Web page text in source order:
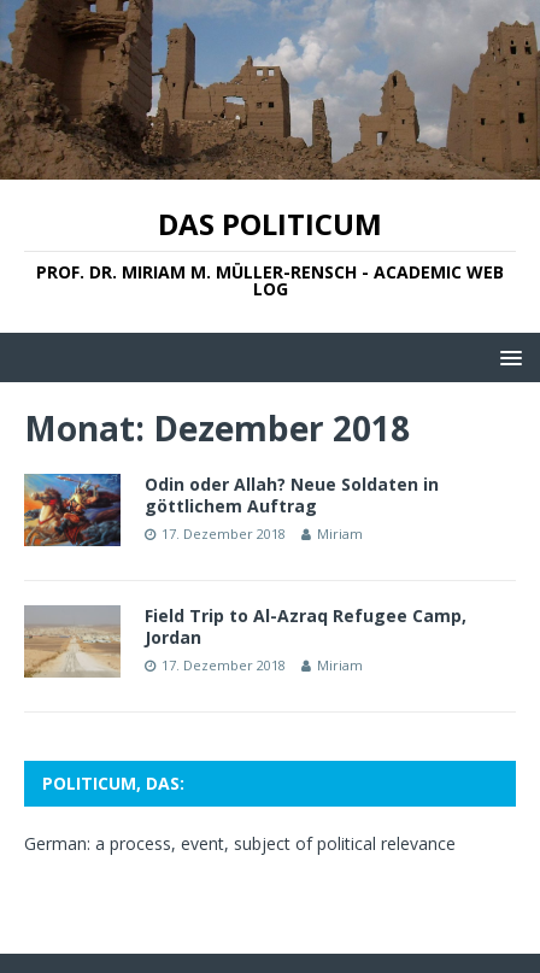
DAS POLITICUM
PROF. DR. MIRIAM M. MÜLLER-RENSCH - ACADEMIC WEB
LOG
Monat: Dezember 2018
Odin oder Allah? Neue Soldaten in
göttlichem Auftrag
17. Dezember 2018 Miriam
Field Trip to Al-Azraq Refugee Camp,
Jordan
17. Dezember 2018 Miriam
POLITICUM, DAS:
German: a process, event, subject of political relevance